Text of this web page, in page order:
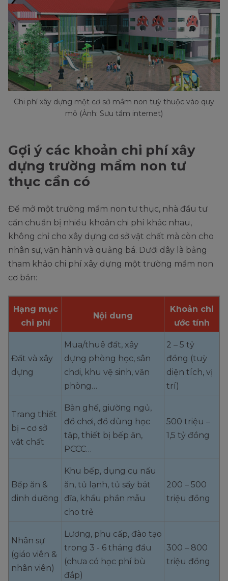
Chi phí xây dựng một cơ sở mầm non tuỳ thuộc vào quy
mô (Ảnh: Sưu tầm internet)
Gợi ý các khoản chi phí xây
dựng trường mầm non tư
thục cần có
Để mở một trường mầm non tư thục, nhà đầu tư
cần chuẩn bị nhiều khoản chi phí khác nhau,
không chỉ cho xây dựng cơ sở vật chất mà còn cho
nhân sự, vận hành và quảng bá. Dưới dây là bảng
tham khảo chi phí xây dựng một trường mầm non
cơ bản:
Hạng mục
chi phí
Nội dung
Khoản chi
ước tính
Đất và xây
dựng
Mua/thuê đất, xây
dựng phòng học, sân
chơi, khu vệ sinh, văn
phòng…
2 – 5 tỷ
đồng (tuỳ
diện tích, vị
trí)
Trang thiết
bị – cơ sở
vật chất
Bàn ghế, giường ngủ,
đồ chơi, đồ dùng học
tập, thiết bị bếp ăn,
PCCC…
500 triệu –
1,5 tỷ đồng
Bếp ăn &
dinh dưỡng
Khu bếp, dụng cụ nấu
ăn, tủ lạnh, tủ sấy bát
đĩa, khẩu phần mẫu
cho trẻ
200 – 500
triệu đồng
Nhân sự
(giáo viên &
nhân viên)
Lương, phụ cấp, đào tạo
trong 3 - 6 tháng đầu
(chưa có học phí bù
đắp)
300 – 800
triệu đồng